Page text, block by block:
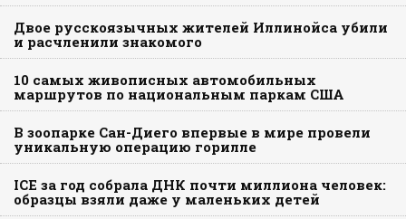
Двое русскоязычных жителей Иллинойса убили
и расчленили знакомого
10 самых живописных автомобильных
маршрутов по национальным паркам США
В зоопарке Сан-Диего впервые в мире провели
уникальную операцию горилле
ICE за год собрала ДНК почти миллиона человек:
образцы взяли даже у маленьких детей